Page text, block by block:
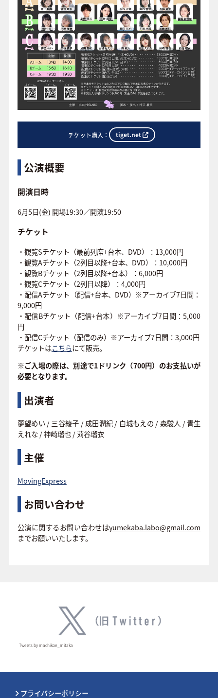
チケット購入： tiget.net
公演概要
開演日時
6月5日(金) 開場19:30／開演19:50
チケット
・観覧Sチケット（最前列席+台本、DVD）：13,000円
・観覧Aチケット（2列目以降+台本、DVD）：10,000円
・観覧Bチケット（2列目以降+台本）：6,000円
・観覧Cチケット（2列目以降）：4,000円
・配信Aチケット（配信+台本、DVD）※アーカイブ7日間：
9,000円
・配信Bチケット（配信+台本）※アーカイブ7日間：5,000
円
・配信Cチケット（配信のみ）※アーカイブ7日間：3,000円
チケットはこちらにて販売。
※ご入場の際は、別途で1ドリンク（700円）のお支払いが
必要となります。
出演者
夢望めい / 三谷綾子 / 成田潤紀 / 白城もえの / 森駿人 / 青生
えれな / 神崎瑠也 / 苅谷瑠衣
主催
MovingExpress
お問い合わせ
公演に関するお問い合わせはyumekaba.labo@gmail.com
までお願いいたします。
Tweets by machikoe_mitaka
プライバシーポリシー